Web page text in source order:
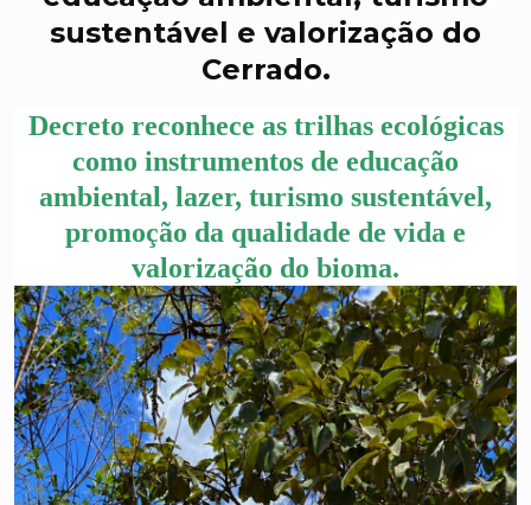
sustentável e valorização do
Cerrado.
Decreto reconhece as trilhas ecológicas
como instrumentos de educação
ambiental, lazer, turismo sustentável,
promoção da qualidade de vida e
valorização do bioma.